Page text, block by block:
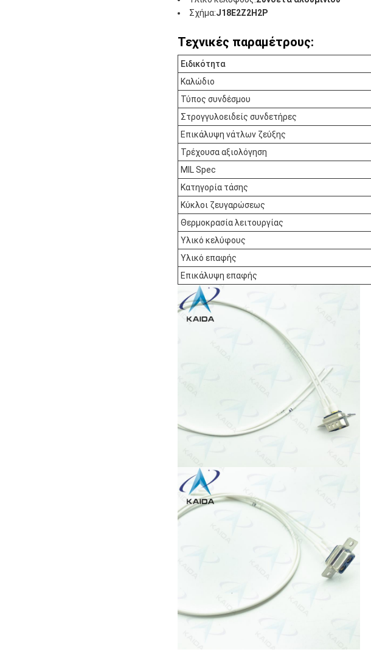
Σχήμα:J18E2Z2H2P
Τεχνικές παραμέτρους:
Ειδικότητα
Καλώδιο
Τύπος συνδέσμου
Στρογγυλοειδείς συνδετήρες
Επικάλυψη νάτλων ζεύξης
Τρέχουσα αξιολόγηση
MIL Spec
Κατηγορία τάσης
Κύκλοι ζευγαρώσεως
Θερμοκρασία λειτουργίας
Υλικό κελύφους
Υλικό επαφής
Επικάλυψη επαφής